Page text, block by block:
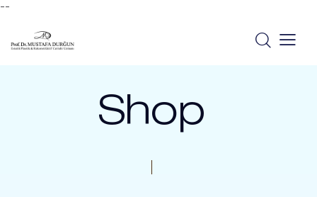
--
Shop